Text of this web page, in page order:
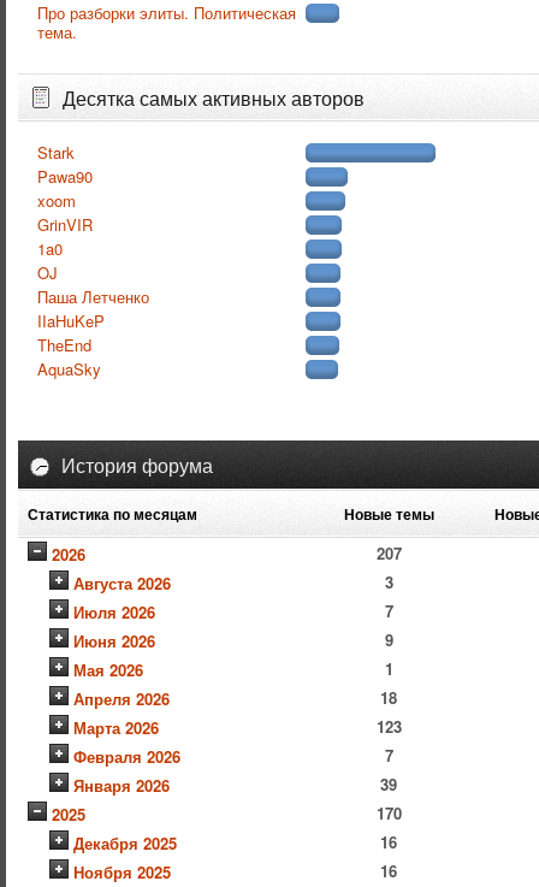
Про разборки элиты. Политическая
тема.
Десятка самых активных авторов
Stark
Pawa90
xoom
GrinVIR
1a0
OJ
Паша Летченко
IIaHuKeP
TheEnd
AquaSky
История форума
Статистика по месяцам Новые темы
2026
207
Августа 2026
3
Июля 2026
7
Июня 2026
9
Мая 2026
1
Апреля 2026
18
Марта 2026
123
Февраля 2026
7
Января 2026
39
2025
170
Декабря 2025
16
Ноября 2025
16